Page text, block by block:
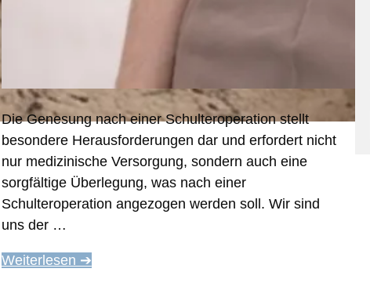
Die Genesung nach einer Schulteroperation stellt
besondere Herausforderungen dar und erfordert nicht
nur medizinische Versorgung, sondern auch eine
sorgfältige Überlegung, was nach einer
Schulteroperation angezogen werden soll. Wir sind
uns der …
Weiterlesen ➔